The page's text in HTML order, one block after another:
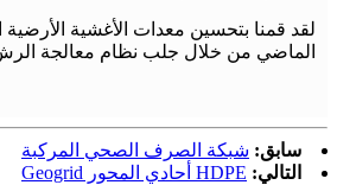
لقد قمنا بتحسين معدات الأغشية الأرضية
الماضي من خلال جلب نظام معالجة
سابق: شبكة الصرف الصحي المركبة
التالي: HDPE أحادي المحور Geogrid